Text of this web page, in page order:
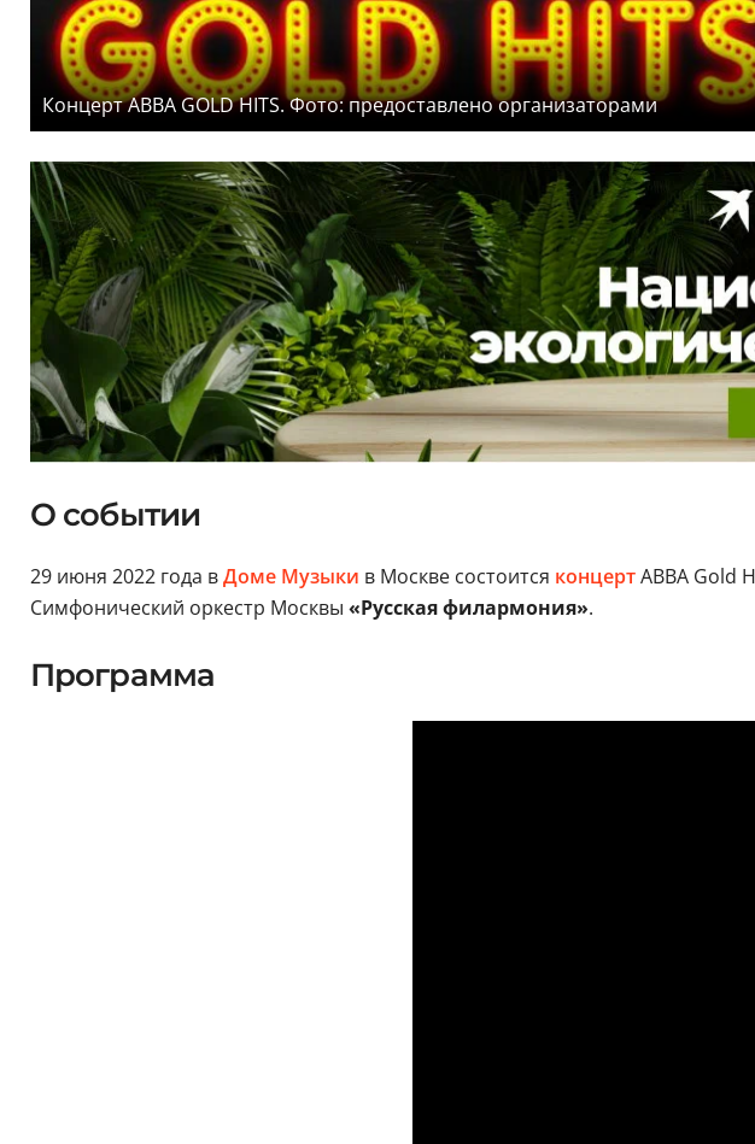
Концерт ABBA GOLD HITS. Фото: предоставлено организаторами
О событии
29 июня 2022 года вДоме Музыки в Москве состоится концертABBA Gold
Симфонический оркестр Москвы «Русская филармония».
Программа